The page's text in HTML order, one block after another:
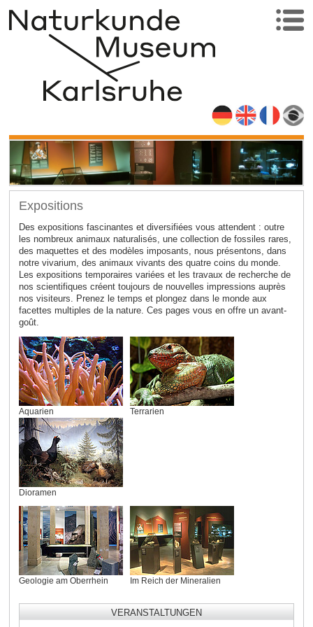
Expositions
Des expositions fascinantes et diversifiées vous attendent : outre
les nombreux animaux naturalisés, une collection de fossiles rares,
des maquettes et des modèles imposants, nous présentons, dans
notre vivarium, des animaux vivants des quatre coins du monde.
Les expositions temporaires variées et les travaux de recherche de
nos scientifiques créent toujours de nouvelles impressions auprès
nos visiteurs. Prenez le temps et plongez dans le monde aux
facettes multiples de la nature. Ces pages vous en offre un avant-
goût.
Aquarien Terrarien
Dioramen
Geologie am Oberrhein Im Reich der Mineralien
VERANSTALTUNGEN